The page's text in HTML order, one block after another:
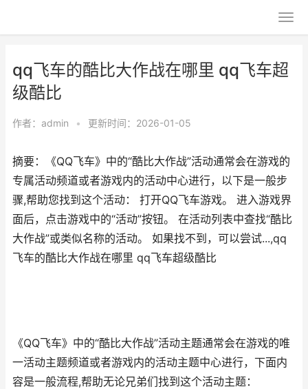
qq飞车的酷比大作战在哪里 qq飞车超
级酷比
作者： admin • 更新时间：2026-01-05
摘要：《QQ飞车》中的“酷比大作战”活动通常会在游戏的
专属活动频道或者游戏内的活动中心进行，以下是一般步
骤,帮助您找到这个活动： 打开QQ飞车游戏。 进入游戏界
面后，点击游戏中的“活动”按钮。 在活动列表中查找“酷比
大作战”或类似名称的活动。 如果找不到，可以尝试...,qq
飞车的酷比大作战在哪里 qq飞车超级酷比
《QQ飞车》中的“酷比大作战”活动主题通常会在游戏的唯
一活动主题频道或者游戏内的活动主题中心进行，下面内
容是一般流程,帮助无论兄弟们找到这个活动主题：